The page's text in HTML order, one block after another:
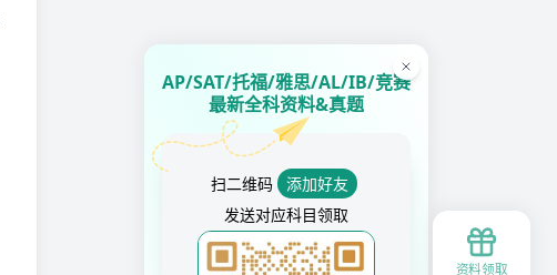
资料领取
AP/SAT/托福/雅思/AL/IB/竞赛
最新全科资料&真题
扫二维码
添加好友
发送对应科目领取